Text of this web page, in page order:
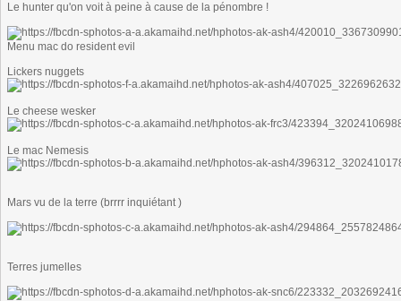
Le hunter qu'on voit à peine à cause de la pénombre !
Menu mac do resident evil
Lickers nuggets
Le cheese wesker
Le mac Nemesis
Mars vu de la terre (brrrr inquiétant )
Terres jumelles